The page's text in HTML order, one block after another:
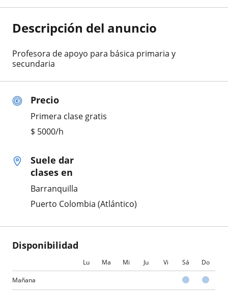
Precio
Primera clase gratis
$ 5000/h
Suele dar
clases en
Barranquilla
Puerto Colombia (Atlántico)
Disponibilidad
Lu Ma Mi Ju Vi Sá Do
Mañana
Descripción del anuncio
Profesora de apoyo para básica primaria y
secundaria